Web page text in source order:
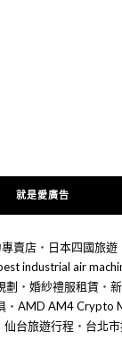
就是愛廣告
賣店‧ 日本四國旅遊
industrial air
劃 ‧ 婚紗禮服租賃‧
‧ AMD AM4 Crypto
仙台旅遊行程 ‧ 台北